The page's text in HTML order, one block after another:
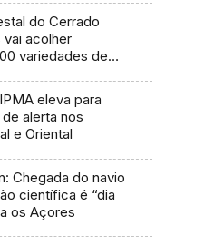
do Cerrado
acolher
variedades de
eleva para
alerta nos
e Oriental
Chegada do navio
científica é “dia
os Açores